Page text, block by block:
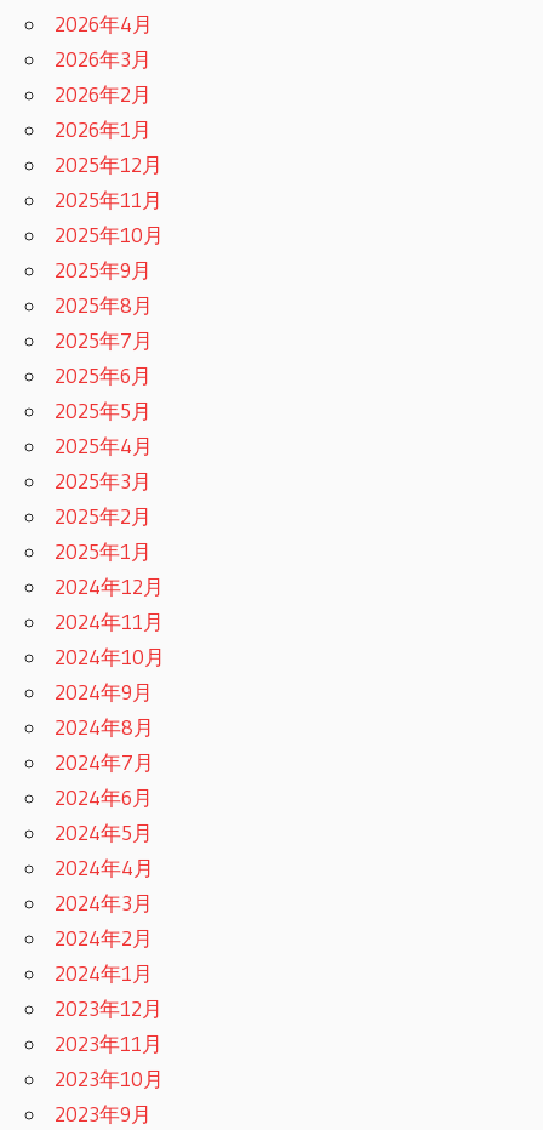
2026年4月
2026年3月
2026年2月
2026年1月
2025年12月
2025年11月
2025年10月
2025年9月
2025年8月
2025年7月
2025年6月
2025年5月
2025年4月
2025年3月
2025年2月
2025年1月
2024年12月
2024年11月
2024年10月
2024年9月
2024年8月
2024年7月
2024年6月
2024年5月
2024年4月
2024年3月
2024年2月
2024年1月
2023年12月
2023年11月
2023年10月
2023年9月